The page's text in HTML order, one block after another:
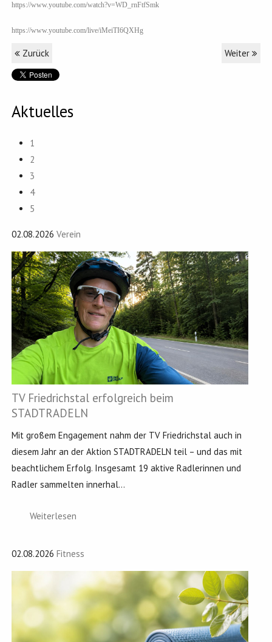
https://www.youtube.com/watch?v=WD_rnFtfSmk
https://www.youtube.com/live/iMeiTI6QXHg
Zurück Weiter
Aktuelles
1
2
3
4
5
02.08.2026 Verein
TV Friedrichstal erfolgreich beim
STADTRADELN
Mit großem Engagement nahm der TV Friedrichstal auch in
diesem Jahr an der Aktion STADTRADELN teil – und das mit
beachtlichem Erfolg. Insgesamt 19 aktive Radlerinnen und
Radler sammelten innerhal...
Weiterlesen
02.08.2026 Fitness